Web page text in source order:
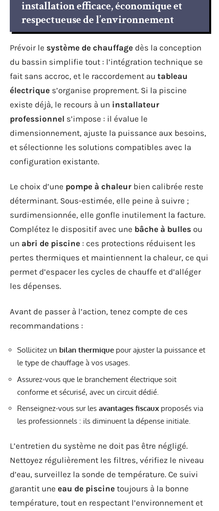
installation efficace, économique et
respectueuse de l’environnement
Prévoir le système de chauffage dès la conception
du bassin simplifie tout : l’intégration technique se
fait sans accroc, et le raccordement au tableau
électrique s’organise proprement. Si la piscine
existe déjà, le recours à un installateur
professionnel s’impose : il évalue le
dimensionnement, ajuste la puissance aux besoins,
et sélectionne les solutions compatibles avec la
configuration existante.
Le choix d’une pompe à chaleur bien calibrée reste
déterminant. Sous-estimée, elle peine à suivre ;
surdimensionnée, elle gonfle inutilement la facture.
Complétez le dispositif avec une bâche à bulles ou
un abri de piscine : ces protections réduisent les
pertes thermiques et maintiennent la chaleur, ce qui
permet d’espacer les cycles de chauffe et d’alléger
les dépenses.
Avant de passer à l’action, tenez compte de ces
recommandations :
Sollicitez un bilan thermique pour ajuster la puissance et
le type de chauffage à vos usages.
Assurez-vous que le branchement électrique soit
conforme et sécurisé, avec un circuit dédié.
Renseignez-vous sur les avantages fiscaux proposés via
les professionnels : ils diminuent la dépense initiale.
L’entretien du système ne doit pas être négligé.
Nettoyez régulièrement les filtres, vérifiez le niveau
d’eau, surveillez la sonde de température. Ce suivi
garantit une eau de piscine toujours à la bonne
température, tout en respectant l’environnement et